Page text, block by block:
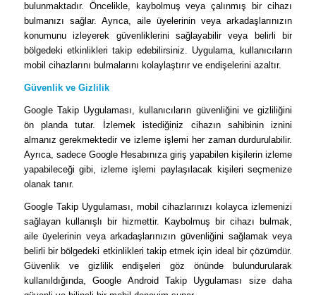
bulunmaktadır. Öncelikle, kaybolmuş veya çalınmış bir cihazı
bulmanızı sağlar. Ayrıca, aile üyelerinin veya arkadaşlarınızın
konumunu izleyerek güvenliklerini sağlayabilir veya belirli bir
bölgedeki etkinlikleri takip edebilirsiniz. Uygulama, kullanıcıların
mobil cihazlarını bulmalarını kolaylaştırır ve endişelerini azaltır.
Güvenlik ve Gizlilik
Google Takip Uygulaması, kullanıcıların güvenliğini ve gizliliğini
ön planda tutar. İzlemek istediğiniz cihazın sahibinin iznini
almanız gerekmektedir ve izleme işlemi her zaman durdurulabilir.
Ayrıca, sadece Google Hesabınıza giriş yapabilen kişilerin izleme
yapabileceği gibi, izleme işlemi paylaşılacak kişileri seçmenize
olanak tanır.
Google Takip Uygulaması, mobil cihazlarınızı kolayca izlemenizi
sağlayan kullanışlı bir hizmettir. Kaybolmuş bir cihazı bulmak,
aile üyelerinin veya arkadaşlarınızın güvenliğini sağlamak veya
belirli bir bölgedeki etkinlikleri takip etmek için ideal bir çözümdür.
Güvenlik ve gizlilik endişeleri göz önünde bulundurularak
kullanıldığında, Google Android Takip Uygulaması size daha